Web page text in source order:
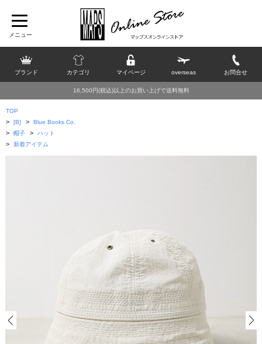
ブランド カテゴリ マイページ overseas お問合せ
16,500円(税込)以上のお買い上げで送料無料
TOP
> [B] > Blue Books Co.
> 帽子 > ハット
> 新着アイテム